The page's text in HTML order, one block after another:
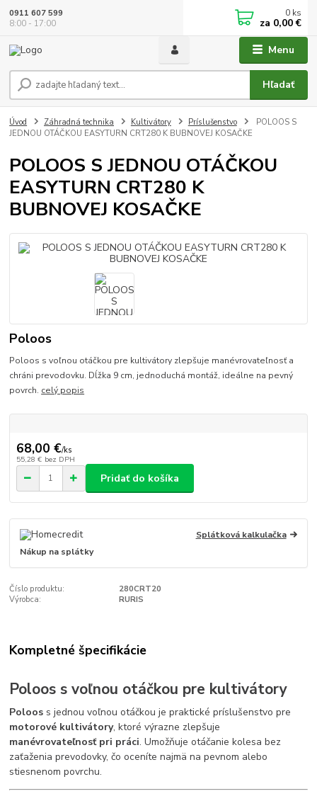
Menu
Hľadať
0911 607 599
8:00 - 17:00
0 ks
za 0,00 €
Úvod Záhradná technika Kultivátory Príslušenstvo
POLOOS S
JEDNOU OTÁČKOU EASYTURN CRT280 K BUBNOVEJ KOSAČKE
POLOOS S JEDNOU OTÁČKOU
EASYTURN CRT280 K
BUBNOVEJ KOSAČKE
Poloos
Poloos s voľnou otáčkou pre kultivátory zlepšuje manévrovateľnosť a
chráni prevodovku. Dĺžka 9 cm, jednoduchá montáž, ideálne na pevný
povrch. celý popis
68,00 €/ks
55,28 € bez DPH
Pridať do košíka
Splátková kalkulačka
Nákup na splátky
Číslo produktu:
280CRT20
Výrobca:
RURIS
Kompletné špecifikácie
Poloos s voľnou otáčkou pre kultivátory
Poloos s jednou voľnou otáčkou je praktické príslušenstvo pre
motorové kultivátory, ktoré výrazne zlepšuje
manévrovateľnosť pri práci. Umožňuje otáčanie kolesa bez
zaťaženia prevodovky, čo oceníte najmä na pevnom alebo
stiesnenom povrchu.